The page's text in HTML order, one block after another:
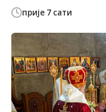
прије 7 сати